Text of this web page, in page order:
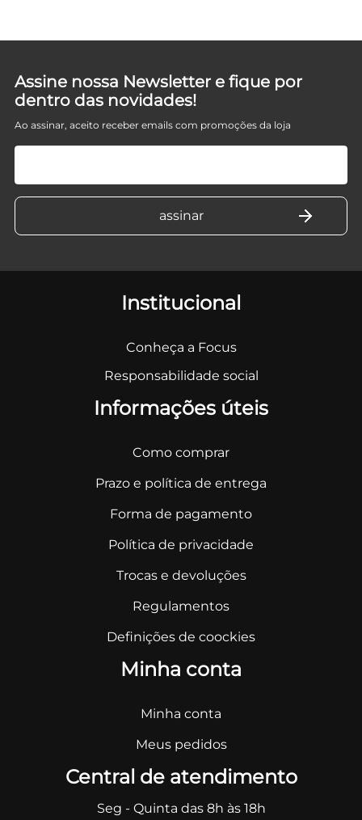
Assine nossa Newsletter e fique por
dentro das novidades!
Ao assinar, aceito receber emails com promoções da loja
Institucional
Conheça a Focus
Responsabilidade social
Informações úteis
Como comprar
Prazo e política de entrega
Forma de pagamento
Política de privacidade
Trocas e devoluções
Regulamentos
Definições de coockies
Minha conta
Minha conta
Meus pedidos
Central de atendimento
Seg - Quinta das 8h às 18h